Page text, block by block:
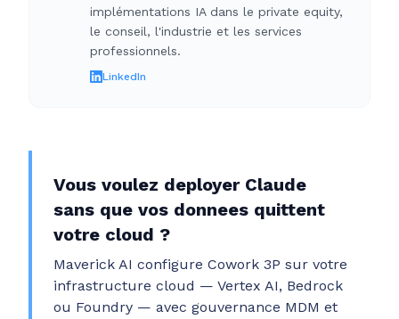
implémentations IA dans le private equity,
le conseil, l'industrie et les services
professionnels.
LinkedIn
Vous voulez deployer Claude
sans que vos donnees quittent
votre cloud ?
Maverick AI configure Cowork 3P sur votre
infrastructure cloud — Vertex AI, Bedrock
ou Foundry — avec gouvernance MDM et